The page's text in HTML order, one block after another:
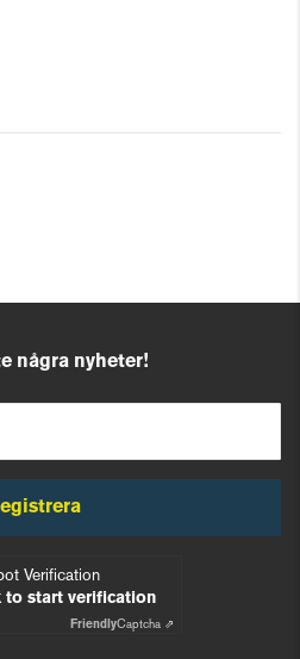
några nyheter!
Verification
to start verification
FriendlyCaptcha ⇗